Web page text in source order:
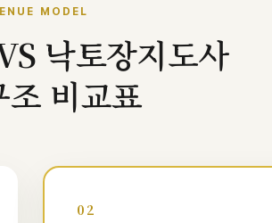
MODEL
낙토장지도사
조 비교표
02